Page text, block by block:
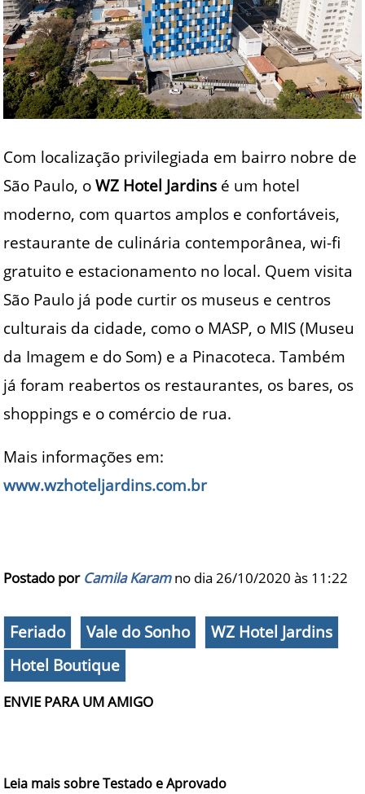
Com localização privilegiada em bairro nobre de
São Paulo, oWZ Hotel Jardins é um hotel
moderno, com quartos amplos e confortáveis,
restaurante de culinária contemporânea, wi-fi
gratuito e estacionamento no local. Quem visita
São Paulo já pode curtir os museus e centros
culturais da cidade, como o MASP, o MIS (Museu
da Imagem e do Som) e a Pinacoteca. Também
já foram reabertos os restaurantes, os bares, os
shoppings e o comércio de rua.
Mais informações em:
www.wzhoteljardins.com.br
Postado por Camila Karamno dia 26/10/2020 às 11:22
Feriado Vale do Sonho
WZ Hotel Jardins
Hotel Boutique
ENVIE PARA UM AMIGO
Leia mais sobre Testado e Aprovado